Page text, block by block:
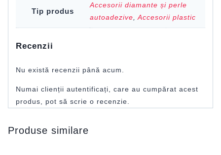
Tip produs
Accesorii diamante și perle
autoadezive
Accesorii plastic
Recenzii
Nu există recenzii până acum.
Numai clienții autentificați, care au cumpărat acest
produs, pot să scrie o recenzie.
Produse similare